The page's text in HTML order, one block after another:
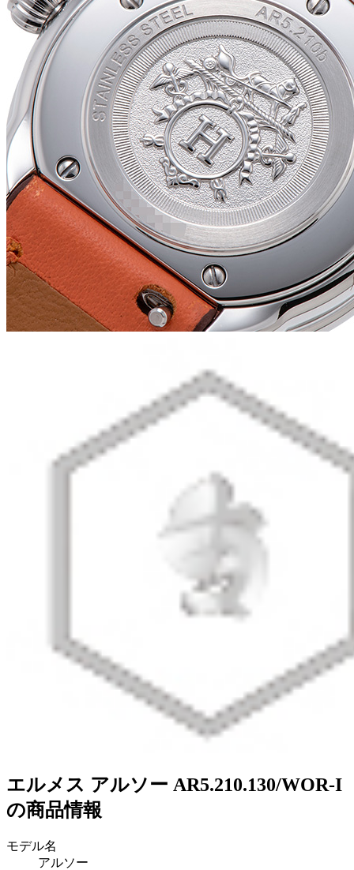
エルメス アルソー AR5.210.130/WOR-I
の商品情報
モデル名
アルソー